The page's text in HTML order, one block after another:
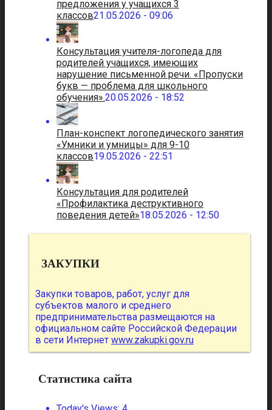
предложения у учащихся 3
классов21.05.2026 - 09:06
Консультация учителя-логопеда для
родителей учащихся, имеющих
нарушение письменной речи. «Пропуски
букв — проблема для школьного
обучения».20.05.2026 - 18:52
План-конспект логопедического занятия
«Умники и умницы» для 9-10
классов19.05.2026 - 22:51
Консультация для родителей
«Профилактика деструктивного
поведения детей»18.05.2026 - 12:50
ЗАКУПКИ
Закупки товаров, работ, услуг для
субъектов малого и среднего
предпринимательства размещаются на
официальном сайте Российской Федерации
в сети Интернет www.zakupki.gov.ru
Статистика сайта